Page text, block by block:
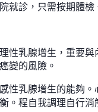
就診，只需按期體檢
性乳腺增生，重要
變的風險。
性乳腺增生的能夠
。程自我調理自行消